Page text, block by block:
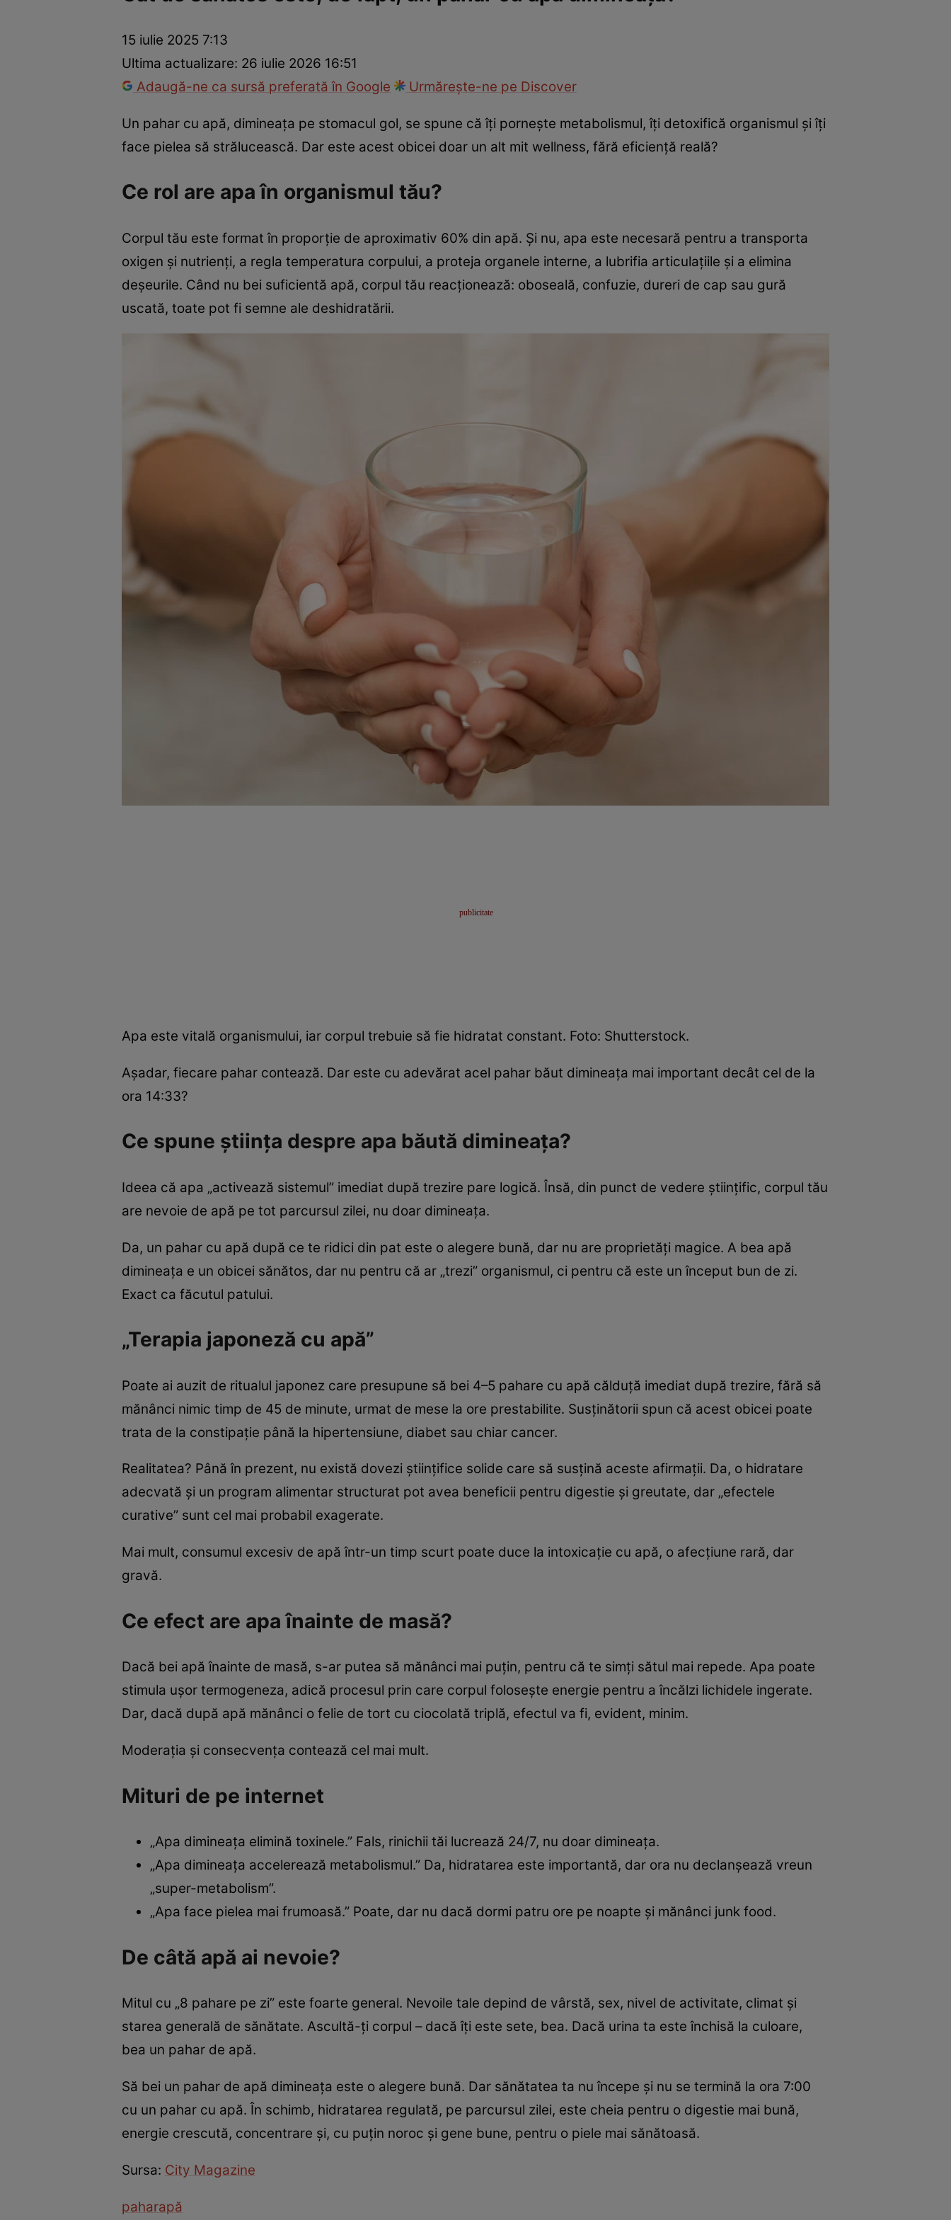
Prevenție și tratamentRemedii naturiste
15 iulie 2025 7:13
Ultima actualizare: 26 iulie 2026 16:51
Adaugă-ne ca sursă preferată în Google
Urmărește-ne pe Discover
Un pahar cu apă, dimineața pe stomacul gol, se spune că îți pornește metabolismul, îți detoxifică organismul și îți
face pielea să strălucească. Dar este acest obicei doar un alt mit wellness, fără eficiență reală?
Ce rol are apa în organismul tău?
Corpul tău este format în proporție de aproximativ 60% din apă. Și nu, apa este necesară pentru a transporta
oxigen și nutrienți, a regla temperatura corpului, a proteja organele interne, a lubrifia articulațiile și a elimina
deșeurile. Când nu bei suficientă apă, corpul tău reacționează: oboseală, confuzie, dureri de cap sau gură
uscată, toate pot fi semne ale deshidratării.
Apa este vitală organismului, iar corpul trebuie să fie hidratat constant. Foto: Shutterstock.
Așadar, fiecare pahar contează. Dar este cu adevărat acel pahar băut dimineața mai important decât cel de la
ora 14:33?
Ce spune știința despre apa băută dimineața?
Ideea că apa „activează sistemul” imediat după trezire pare logică. Însă, din punct de vedere științific, corpul tău
are nevoie de apă pe tot parcursul zilei, nu doar dimineața.
Da, un pahar cu apă după ce te ridici din pat este o alegere bună, dar nu are proprietăți magice. A bea apă
dimineața e un obicei sănătos, dar nu pentru că ar „trezi” organismul, ci pentru că este un început bun de zi.
Exact ca făcutul patului.
„Terapia japoneză cu apă”
Poate ai auzit de ritualul japonez care presupune să bei 4–5 pahare cu apă călduță imediat după trezire, fără să
mănânci nimic timp de 45 de minute, urmat de mese la ore prestabilite. Susținătorii spun că acest obicei poate
trata de la constipație până la hipertensiune, diabet sau chiar cancer.
Realitatea? Până în prezent, nu există dovezi științifice solide care să susțină aceste afirmații. Da, o hidratare
adecvată și un program alimentar structurat pot avea beneficii pentru digestie și greutate, dar „efectele
curative” sunt cel mai probabil exagerate.
Mai mult, consumul excesiv de apă într-un timp scurt poate duce la intoxicație cu apă, o afecțiune rară, dar
gravă.
Ce efect are apa înainte de masă?
Dacă bei apă înainte de masă, s-ar putea să mănânci mai puțin, pentru că te simți sătul mai repede. Apa poate
stimula ușor termogeneza, adică procesul prin care corpul folosește energie pentru a încălzi lichidele ingerate.
Dar, dacă după apă mănânci o felie de tort cu ciocolată triplă, efectul va fi, evident, minim.
Moderația și consecvența contează cel mai mult.
Mituri de pe internet
„Apa dimineața elimină toxinele.” Fals, rinichii tăi lucrează 24/7, nu doar dimineața.
„Apa dimineața accelerează metabolismul.” Da, hidratarea este importantă, dar ora nu declanșează vreun
„super-metabolism”.
„Apa face pielea mai frumoasă.” Poate, dar nu dacă dormi patru ore pe noapte și mănânci junk food.
De câtă apă ai nevoie?
Mitul cu „8 pahare pe zi” este foarte general. Nevoile tale depind de vârstă, sex, nivel de activitate, climat și
starea generală de sănătate. Ascultă-ți corpul – dacă îți este sete, bea. Dacă urina ta este închisă la culoare,
bea un pahar de apă.
Să bei un pahar de apă dimineața este o alegere bună. Dar sănătatea ta nu începe și nu se termină la ora 7:00
cu un pahar cu apă. În schimb, hidratarea regulată, pe parcursul zilei, este cheia pentru o digestie mai bună,
energie crescută, concentrare și, cu puțin noroc și gene bune, pentru o piele mai sănătoasă.
Sursa: City Magazine
paharapă